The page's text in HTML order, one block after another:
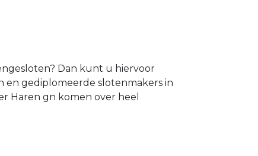
Dan kunt u hiervoor
en gediplomeerde slotenmakers in
Haren gn komen over heel